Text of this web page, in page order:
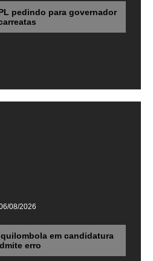
pedindo para governador
08/2026
em candidatura
erro